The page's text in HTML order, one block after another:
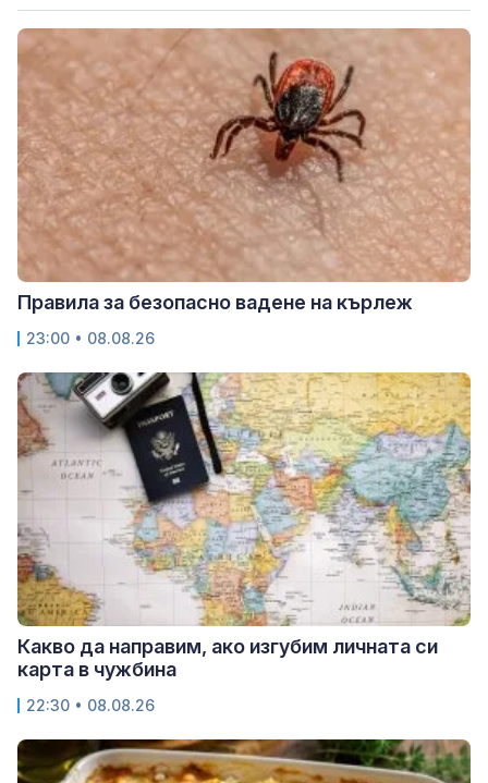
Правила за безопасно вадене на кърлеж
23:00 • 08.08.26
Какво да направим, ако изгубим личната си
карта в чужбина
22:30 • 08.08.26